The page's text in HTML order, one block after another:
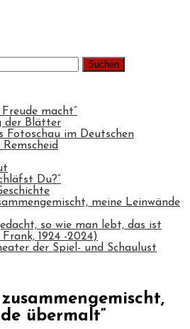
macht“
der Blätter
Fotoschau im Deutschen
Du?“
meine Leinwände
so wie man lebt, das ist
1924 -2024)
der Spiel- und Schaulust
übermalt“